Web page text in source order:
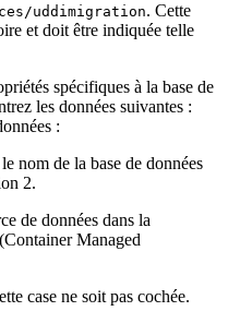
uddimigration. Cette
et doit être indiquée telle
spécifiques à la base de
les données suivantes :
:
nom de la base de données
2.
de données dans la
Managed
case ne soit pas cochée.